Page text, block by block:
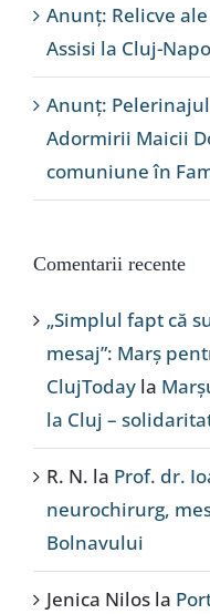
Anunț: Relicve
Assisi la Cluj-
Anunț:
Adormirii Maicii
comuniune în
Comentarii recente
„Simplul fapt că
mesaj”: Marș
ClujToday la
la Cluj –
R. N. la Prof. dr.
neurochirurg,
Bolnavului
Jenica Nilos la